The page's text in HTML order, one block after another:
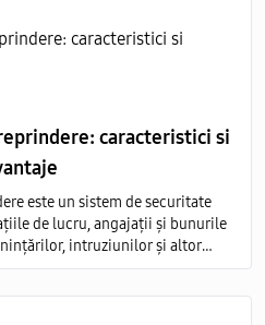
caracteristici si
este un sistem de securitate
de lucru, angajații și bunurile
intruziunilor și altor